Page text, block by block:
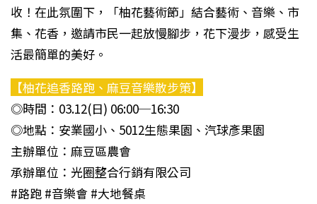
收！在此氛圍下，「柚花藝術節」結合藝術、音樂、市
集、花香，邀請市民一起放慢腳步，花下漫步，感受生
活最簡單的美好。
【柚花追香路跑、麻豆音樂散步策】
◎時間：03.12(日) 06:00─16:30
◎地點：安業國小、5012生態果園、汽球彥果園
主辦單位：麻豆區農會
承辦單位：光圈整合行銷有限公司
#路跑 #音樂會 #大地餐桌